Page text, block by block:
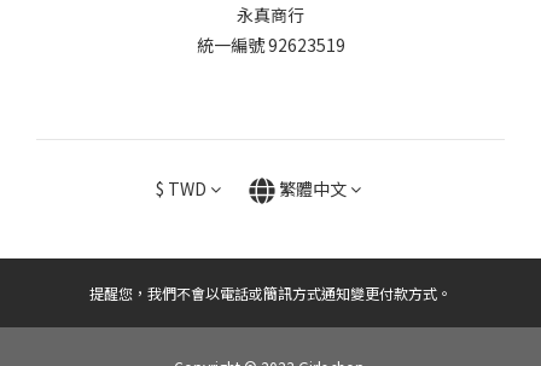
永真商行
統一編號 92623519
$ TWD 繁體中文
提醒您，我們不會以電話或簡訊方式通知變更付款方式。